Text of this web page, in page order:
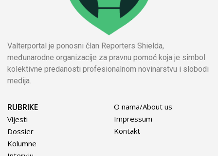
Valterportal je ponosni član Reporters Shielda,
međunarodne organizacije za pravnu pomoć koja je simbol
kolektivne predanosti profesionalnom novinarstvu i slobodi
medija.
RUBRIKE
Vijesti
Dossier
Kolumne
O nama/About us
Impressum
Kontakt